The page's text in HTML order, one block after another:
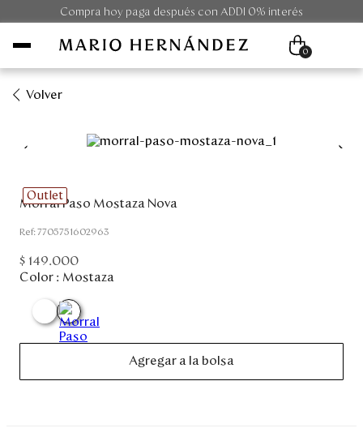
Compra hoy paga después con ADDI 0% interés
Unisex
Outlet
Disney
0
Volver
Outlet
Morral Paso Mostaza Nova
:7705751602963
$ 149.000
Color : Mostaza
Agregar a la bolsa